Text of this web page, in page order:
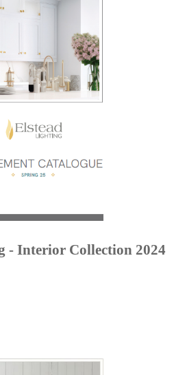
- Interior Collection 2024